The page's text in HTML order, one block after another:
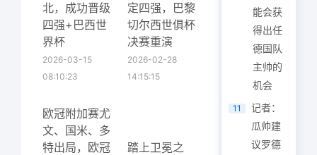
北，成功晋级
四强+巴西世
界杯
2026-03-15
08:10:23
定四强，巴黎
切尔西世俱杯
决赛重演
2026-02-28
14:15:15
欧冠附加赛尤
文、国米、多
特出局，欧冠
踏上卫冕之
能会获
得出任
德国队
主帅的
机会
11
记者：
瓜帅建
议罗德